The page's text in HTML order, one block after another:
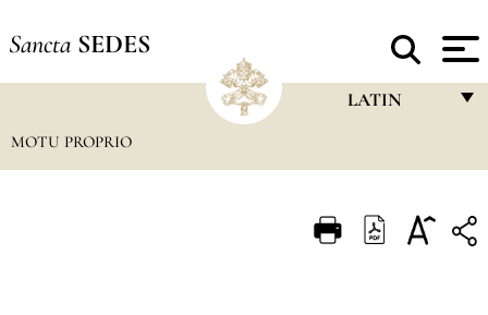
Sancta SEDES
LATIN
ITALIANO
MOTU PROPRIO